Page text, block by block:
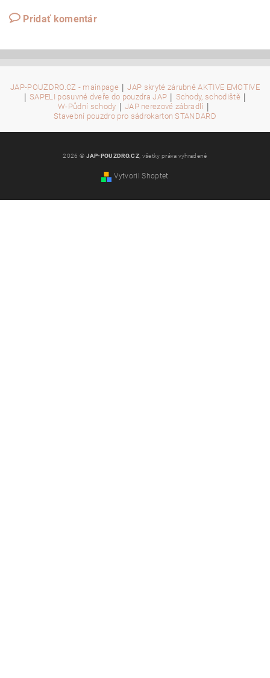
Pridať komentár
JAP-POUZDRO.CZ - mainpage | JAP skryté zárubně AKTIVE EMOTIVE
| SAPELI posuvné dveře do pouzdra JAP | Schody, schodiště |
W-Půdní schody | JAP nerezové zábradlí |
Stavební pouzdro pro sádrokarton STANDARD
2026 © JAP-POUZDRO.CZ , všetky práva vyhradené
Vytvoril Shoptet